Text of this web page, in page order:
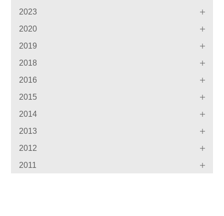
2023
2020
2019
2018
2016
2015
2014
2013
2012
2011